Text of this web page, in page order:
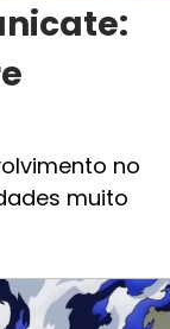
no
muito